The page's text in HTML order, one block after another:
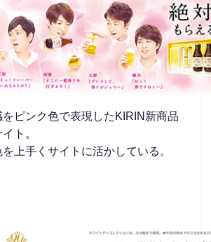
ピンク色で表現したKIRIN新商品
ト。
上手くサイトに活かしている。